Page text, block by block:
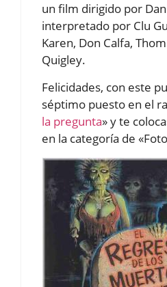
un film dirigido por Dan
interpretado por Clu
Karen, Don Calfa,
Quigley.
Felicidades, con este
séptimo puesto en el
la pregunta» y te
en la categoría de